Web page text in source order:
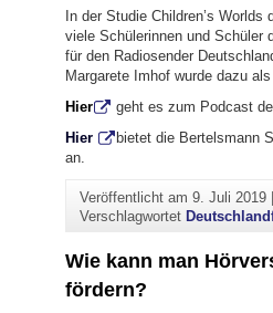
In der Studie Children’s
viele Schülerinnen und Schüler
für den Radiosender
Margarete Imhof wurde dazu
Hier
geht es zum Podcast
Hier
bietet die Bertelsmann
an.
Veröffentlicht am9. Juli 2019
Verschlagwortet
Wie kann man
fördern?